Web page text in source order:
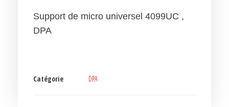
Support de micro universel 4099UC ,
DPA
Catégorie DPA